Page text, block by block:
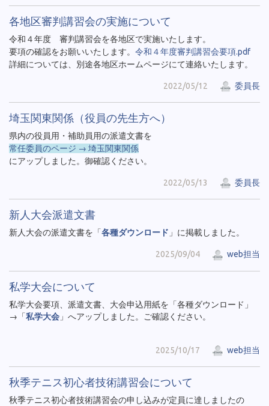
各地区審判講習会の実施について
令和４年度 審判講習会を各地区で実施いたします。
要項の確認をお願いいたします。 令和４年度審判講習会要項.pdf
詳細については、別途各地区ホームページにて連絡いたします。
2022/05/12 委員長
埼玉関東関係（役員の先生方へ）
県内の役員用・補助員用の派遣文書を
常任委員のページ → 埼玉関東関係
にアップしました。御確認ください。
2022/05/13 委員長
新人大会派遣文書
新人大会の派遣文書を「各種ダウンロード 」に掲載しました。
2025/09/04 web担当
私学大会について
私学大会要項、派遣文書、大会申込用紙を「各種ダウンロード」
→「私学大会 」へアップしました。ご確認ください。
2025/10/17 web担当
秋季テニス初心者技術講習会について
秋季テニス初心者技術講習会の申し込みが定員に達しましたの